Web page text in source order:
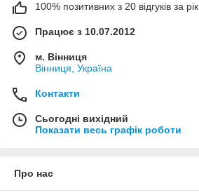
100% позитивних з 20 відгуків за рік
Працює з 10.07.2012
м. Вінниця
Вінниця, Україна
Контакти
Сьогодні вихідний
Показати весь графік роботи
Про нас